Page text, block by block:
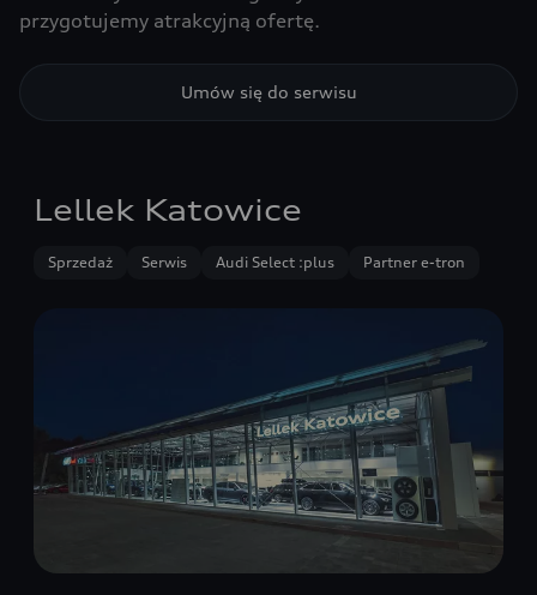
przygotujemy atrakcyjną ofertę.
Umów się do serwisu
Lellek Katowice
Sprzedaż Serwis Audi Select :plus Partner e-tron